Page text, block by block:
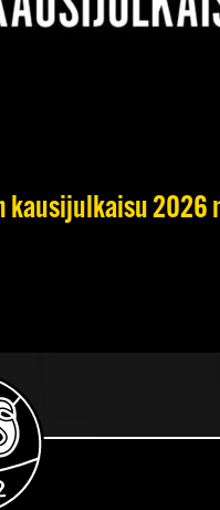
kausijulkaisu 2026